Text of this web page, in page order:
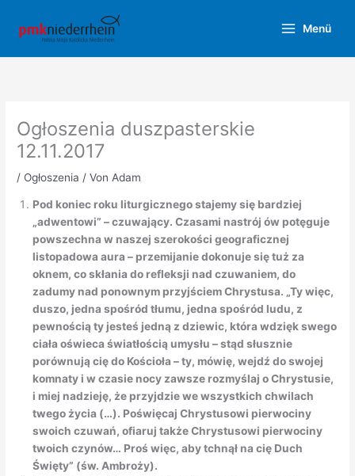
Inhalt
springen
Menü
Ogłoszenia duszpasterskie
12.11.2017
/ Ogłoszenia / Von Adam
Pod koniec roku liturgicznego stajemy się bardziej
„adwentowi” – czuwający. Czasami nastrój ów potęguje
powszechna w naszej szerokości geograficznej
listopadowa aura – przemijanie dokonuje się tuż za
oknem, co skłania do refleksji nad czuwaniem, do
zadumy nad ponownym przyjściem Chrystusa. „Ty więc,
duszo, jedna spośród tłumu, jedna spośród ludu, z
pewnością ty jesteś jedną z dziewic, która wdzięk swego
ciała oświeca światłością umysłu – stąd słusznie
porównują cię do Kościoła – ty, mówię, wejdź do swojej
komnaty i w czasie nocy zawsze rozmyślaj o Chrystusie,
i miej nadzieję, że przyjdzie we wszystkich chwilach
twego życia (…). Poświęcaj Chrystusowi pierwociny
swoich czuwań, ofiaruj także Chrystusowi pierwociny
twoich czynów… Proś więc, aby tchnął na cię Duch
Święty” (św. Ambroży).